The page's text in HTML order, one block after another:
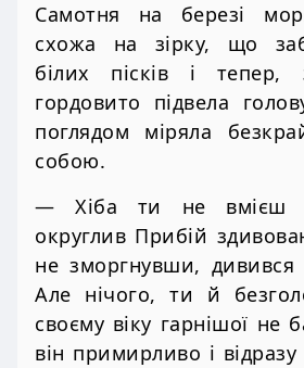
Самотня на березі
схожа на зірку, що
білих пісків і тепер,
гордовито підвела
поглядом міряла
собою.
— Хіба ти не вмієш
округлив Прибій
не зморгнувши, дивився
Але нічого, ти й
своєму віку гарнішої не
він примирливо і